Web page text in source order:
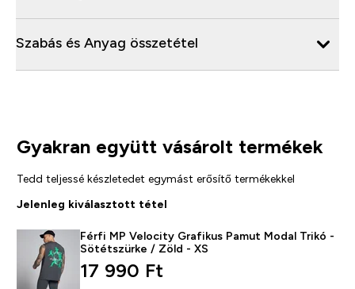
Szabás és Anyag összetétel
Gyakran együtt vásárolt termékek
Tedd teljessé készletedet egymást erősítő termékekkel
Jelenleg kiválasztott tétel
Férfi MP Velocity Grafikus Pamut Modal Trikó -
Sötétszürke / Zöld - XS
17 990 Ft‎